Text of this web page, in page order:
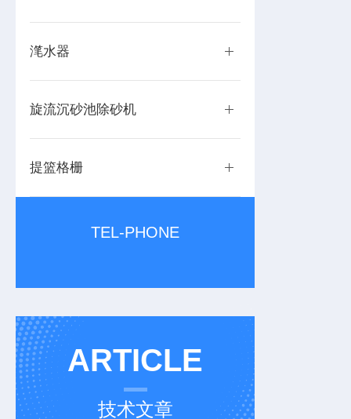
滗水器
旋流沉砂池除砂机
提篮格栅
TEL-PHONE
ARTICLE
技术文章